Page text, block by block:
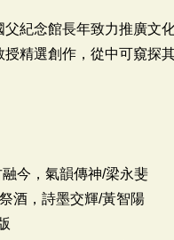
父紀念館長年致力推廣文
授精選創作，從中可窺探
融今，氣韻傳神/梁永斐
酒，詩墨交輝/黃智陽